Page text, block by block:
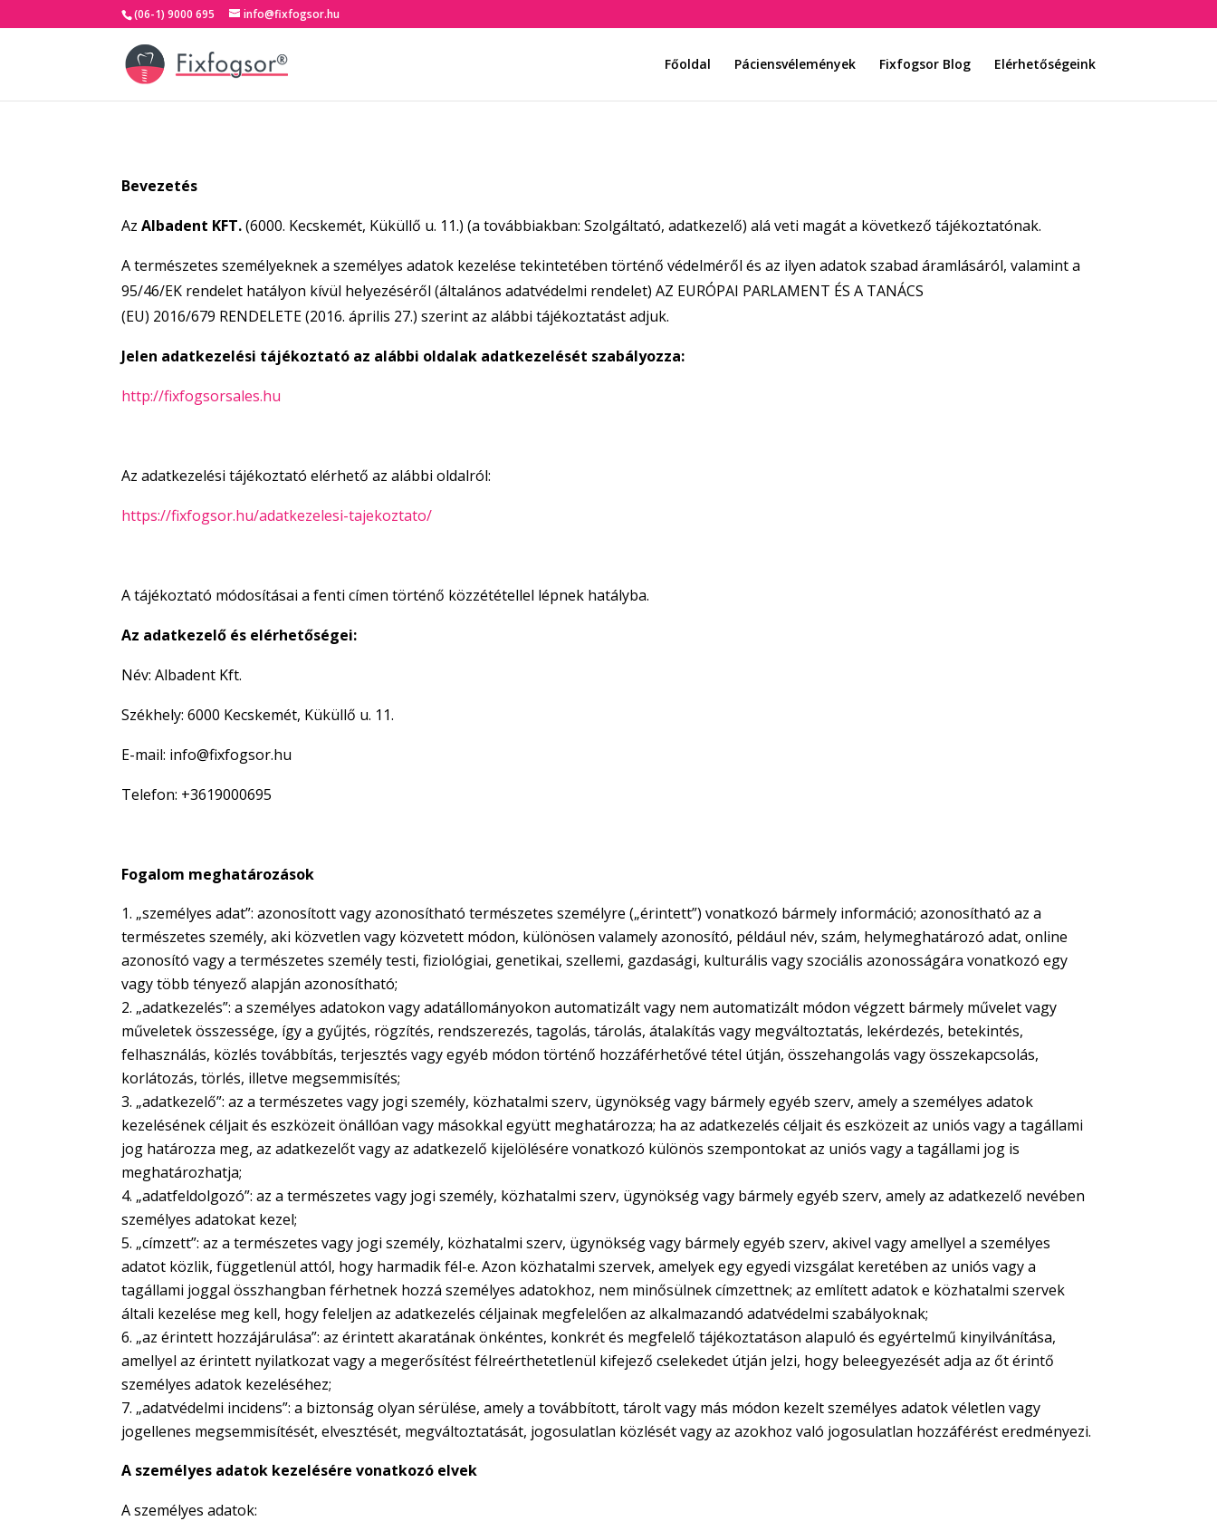
(06-1) 9000 695 info@fixfogsor.hu
Főoldal Páciensvélemények Fixfogsor Blog Elérhetőségeink
Bevezetés
AzAlbadent KFT.(6000. Kecskemét, Küküllő u. 11.) (a továbbiakban: Szolgáltató, adatkezelő) alá veti magát a következő tájékoztatónak.
A természetes személyeknek a személyes adatok kezelése tekintetében történő védelméről és az ilyen adatok szabad áramlásáról, valamint a
95/46/EK rendelet hatályon kívül helyezéséről (általános adatvédelmi rendelet) AZ EURÓPAI PARLAMENT ÉS A TANÁCS
(EU) 2016/679 RENDELETE (2016. április 27.) szerint az alábbi tájékoztatást adjuk.
Jelen adatkezelési tájékoztató az alábbi oldalak adatkezelését szabályozza:
http://fixfogsorsales.hu
Az adatkezelési tájékoztató elérhető az alábbi oldalról:
https://fixfogsor.hu/adatkezelesi-tajekoztato/
A tájékoztató módosításai a fenti címen történő közzététellel lépnek hatályba.
Az adatkezelő és elérhetőségei:
Név: Albadent Kft.
Székhely: 6000 Kecskemét, Küküllő u. 11.
E-mail: info@fixfogsor.hu
Telefon: +3619000695
Fogalom meghatározások
„személyes adat”: azonosított vagy azonosítható természetes személyre („érintett”) vonatkozó bármely információ; azonosítható az a
természetes személy, aki közvetlen vagy közvetett módon, különösen valamely azonosító, például név, szám, helymeghatározó adat, online
azonosító vagy a természetes személy testi, fiziológiai, genetikai, szellemi, gazdasági, kulturális vagy szociális azonosságára vonatkozó egy
vagy több tényező alapján azonosítható;
„adatkezelés”: a személyes adatokon vagy adatállományokon automatizált vagy nem automatizált módon végzett bármely művelet vagy
műveletek összessége, így a gyűjtés, rögzítés, rendszerezés, tagolás, tárolás, átalakítás vagy megváltoztatás, lekérdezés, betekintés,
felhasználás, közlés továbbítás, terjesztés vagy egyéb módon történő hozzáférhetővé tétel útján, összehangolás vagy összekapcsolás,
korlátozás, törlés, illetve megsemmisítés;
„adatkezelő”: az a természetes vagy jogi személy, közhatalmi szerv, ügynökség vagy bármely egyéb szerv, amely a személyes adatok
kezelésének céljait és eszközeit önállóan vagy másokkal együtt meghatározza; ha az adatkezelés céljait és eszközeit az uniós vagy a tagállami
jog határozza meg, az adatkezelőt vagy az adatkezelő kijelölésére vonatkozó különös szempontokat az uniós vagy a tagállami jog is
meghatározhatja;
„adatfeldolgozó”: az a természetes vagy jogi személy, közhatalmi szerv, ügynökség vagy bármely egyéb szerv, amely az adatkezelő nevében
személyes adatokat kezel;
„címzett”: az a természetes vagy jogi személy, közhatalmi szerv, ügynökség vagy bármely egyéb szerv, akivel vagy amellyel a személyes
adatot közlik, függetlenül attól, hogy harmadik fél-e. Azon közhatalmi szervek, amelyek egy egyedi vizsgálat keretében az uniós vagy a
tagállami joggal összhangban férhetnek hozzá személyes adatokhoz, nem minősülnek címzettnek; az említett adatok e közhatalmi szervek
általi kezelése meg kell, hogy feleljen az adatkezelés céljainak megfelelően az alkalmazandó adatvédelmi szabályoknak;
„az érintett hozzájárulása”: az érintett akaratának önkéntes, konkrét és megfelelő tájékoztatáson alapuló és egyértelmű kinyilvánítása,
amellyel az érintett nyilatkozat vagy a megerősítést félreérthetetlenül kifejező cselekedet útján jelzi, hogy beleegyezését adja az őt érintő
személyes adatok kezeléséhez;
„adatvédelmi incidens”: a biztonság olyan sérülése, amely a továbbított, tárolt vagy más módon kezelt személyes adatok véletlen vagy
jogellenes megsemmisítését, elvesztését, megváltoztatását, jogosulatlan közlését vagy az azokhoz való jogosulatlan hozzáférést eredményezi.
A személyes adatok kezelésére vonatkozó elvek
A személyes adatok: